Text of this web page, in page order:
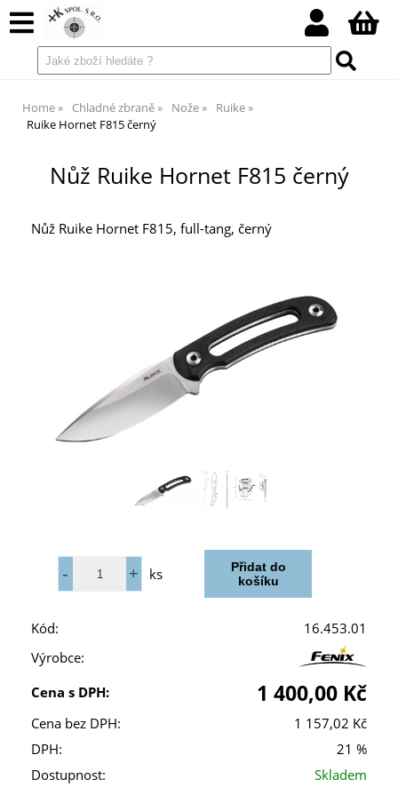
Home Chladné zbraně Nože
Ruike
Ruike Hornet F815 černý
Nůž Ruike Hornet F815 černý
Nůž Ruike Hornet F815, full-tang, černý
ks
Kód:
16.453.01
Výrobce:
Cena s DPH:
1 400,00 Kč
Cena bez DPH:
1 157,02 Kč
DPH:
21 %
Dostupnost:
Skladem